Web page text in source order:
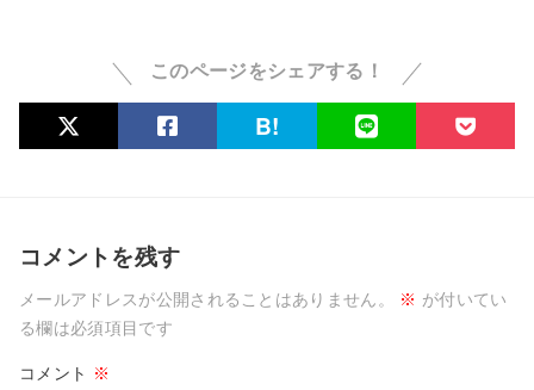
このページをシェアする！
コメントを残す
メールアドレスが公開されることはありません。 ※ が付いてい
る欄は必須項目です
コメント ※